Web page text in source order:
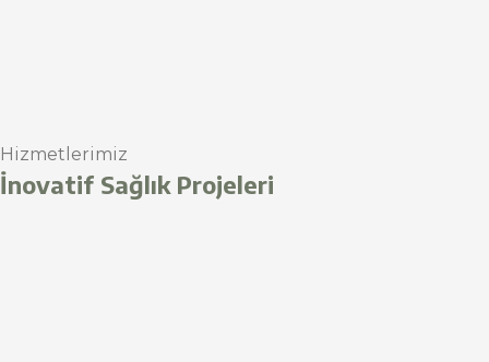
Hizmetlerimiz
İnovatif Sağlık Projeleri